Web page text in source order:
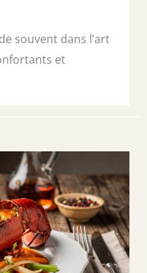
souvent dans l’art
et